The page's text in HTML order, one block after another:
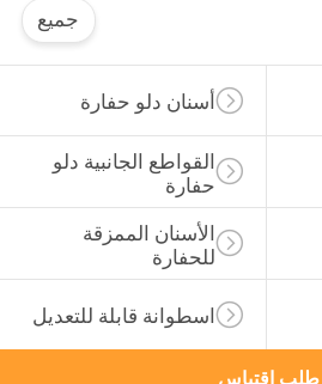
جميع
أسنان دلو حفارة
القواطع الجانبية دلو
حفارة
الأسنان الممزقة
للحفارة
اسطوانة قابلة للتعديل
طلب اقتباس